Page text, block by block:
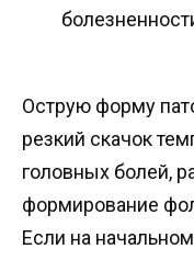
Острую форму
резкий скачок
головных болей,
формирование
Если на